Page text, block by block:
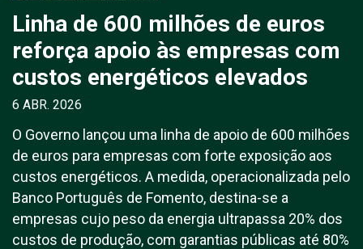
Linha de 600 milhões de euros
reforça apoio às empresas com
custos energéticos elevados
6 ABR. 2026
O Governo lançou uma linha de apoio de 600 milhões
de euros para empresas com forte exposição aos
custos energéticos. A medida, operacionalizada pelo
Banco Português de Fomento, destina-se a
empresas cujo peso da energia ultrapassa 20% dos
custos de produção, com garantias públicas até 80%